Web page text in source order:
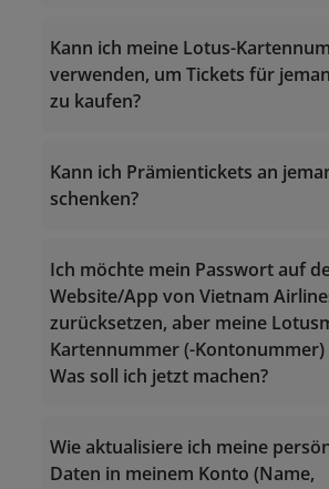
Flugdatum.
und Silber-Mitglieder,
innerhalb von 3 Werktagen
Anrufe aus dem Ausland
+84 24 38320320
E-Mail:
Mitglieder);
2. Für Anweisungen wenden Sie
Niederlassung von Vietnam
Anrufe innerhalb Vietnam:
Anrufe aus dem Ausland
+84 24 38320320
E-Mail:
(für Million Miler,
(Titanium- und Silber-
Registrierung);
Kann ich meine Lotus-
verwenden, um Tickets für
zu kaufen?
Kann ich Prämientickets an
schenken?
gegen Prämientickets einlösen
Ich möchte mein Passwort auf
Website/App von Vietnam
zurücksetzen, aber meine
Kartennummer (-Kontonummer)
Was soll ich jetzt machen?
Anmelden
Wie aktualisiere ich meine
Daten in meinem Konto (Name,